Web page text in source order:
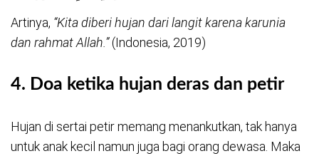
Artinya, “Kita diberi hujan dari langit karena karunia
dan rahmat Allah.”(Indonesia, 2019)
4. Doa ketika hujan deras dan petir
Hujan di sertai petir memang menankutkan, tak hanya
untuk anak kecil namun juga bagi orang dewasa. Maka